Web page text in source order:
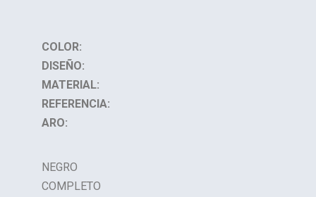
COLOR:
DISEÑO:
MATERIAL:
REFERENCIA:
ARO:
NEGRO
COMPLETO